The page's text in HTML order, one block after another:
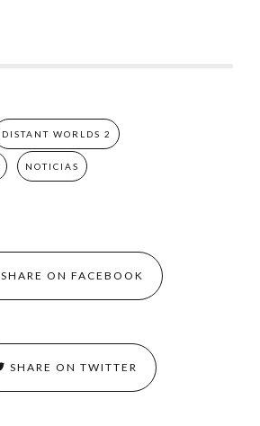
DISTANT WORLDS 2
NOTICIAS
SHARE ON FACEBOOK
SHARE ON TWITTER